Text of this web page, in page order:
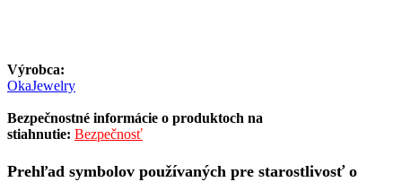
Výrobca:
OkaJewelry
Bezpečnostné informácie o produktoch na
stiahnutie: Bezpečnosť
Prehľad symbolov používaných pre starostlivosť o